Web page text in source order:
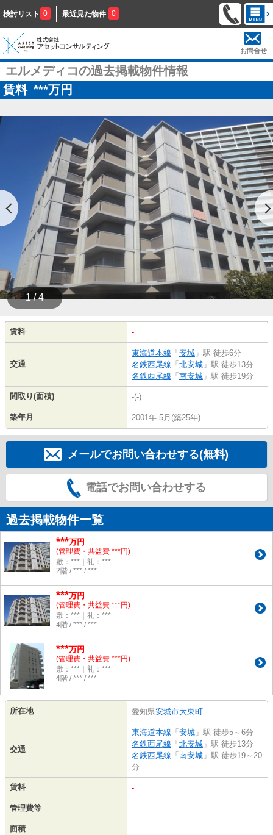
検討リスト 0 最近見た物件 0
お問合せ
エルメディコの過去掲載物件情報
賃料 ***万円
1 / 4
賃料 -
交通
東海道本線 「 安城 」駅 徒歩6分
名鉄西尾線 「 北安城 」駅 徒歩13分
名鉄西尾線 「 南安城 」駅 徒歩19分
間取り(面積) -(-)
築年月 2001年 5月(築25年)
メールでお問い合わせする(無料)
電話でお問い合わせする
過去掲載物件一覧
***万円
(管理費・共益費 ***円)
敷：***｜礼：***
2階 / *** / ***
***万円
(管理費・共益費 ***円)
敷：***｜礼：***
4階 / *** / ***
***万円
(管理費・共益費 ***円)
敷：***｜礼：***
4階 / *** / ***
所在地 愛知県安城市大東町
交通
東海道本線 「 安城 」駅 徒歩5～6分
名鉄西尾線 「 北安城 」駅 徒歩13分
名鉄西尾線 「 南安城 」駅 徒歩19～20
分
賃料 -
管理費等 -
面積 -